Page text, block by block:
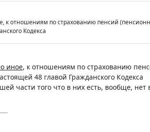
к отношениям по страхованию пенсий
Кодекса
иное, к отношениям по страхованию
48 главой Гражданского Кодекса
части того что в них есть, вообще, нет